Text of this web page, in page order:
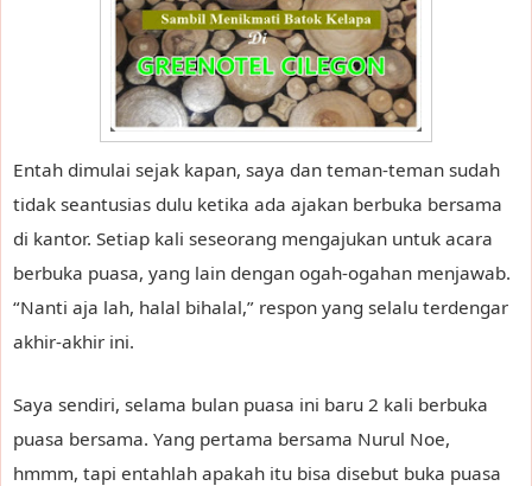
Entah dimulai sejak kapan, saya dan teman-teman sudah
tidak seantusias dulu ketika ada ajakan berbuka bersama
di kantor. Setiap kali seseorang mengajukan untuk acara
berbuka puasa, yang lain dengan ogah-ogahan menjawab.
“Nanti aja lah, halal bihalal,” respon yang selalu terdengar
akhir-akhir ini.
Saya sendiri, selama bulan puasa ini baru 2 kali berbuka
puasa bersama. Yang pertama bersama Nurul Noe,
hmmm, tapi entahlah apakah itu bisa disebut buka puasa